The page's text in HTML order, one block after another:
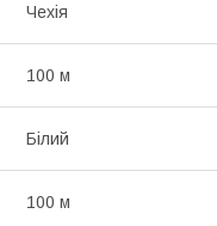
Чехія
100 м
Білий
100 м